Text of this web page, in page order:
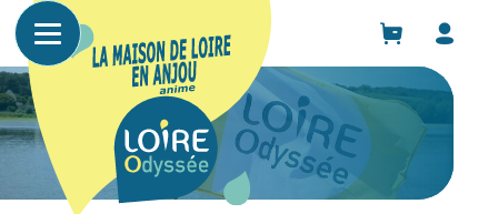
Panneau de gestion des cookies